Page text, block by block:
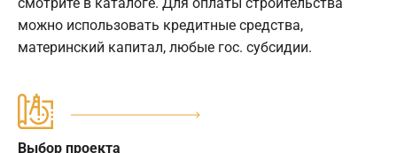
можно использовать кредитные средства,
материнский капитал, любые гос. субсидии.
Выбор проекта